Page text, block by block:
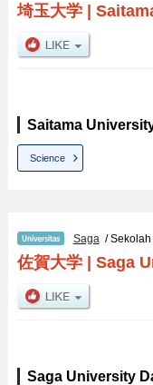
埼玉大学|
Saitama
Science
Saga/ Sekolah
佐賀大学| Saga
Saga University